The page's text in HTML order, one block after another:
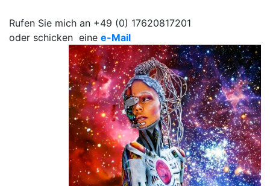
Rufen Sie mich an +49 (0) 17620817201
oder schicken eine e-Mail